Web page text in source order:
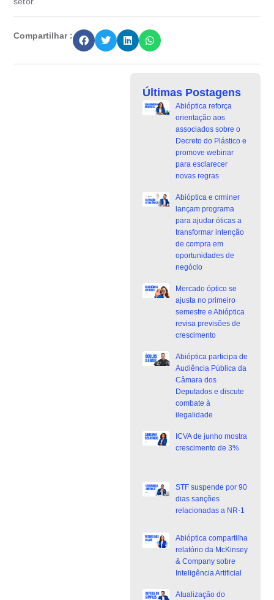
Compartilhar :
Últimas Postagens
Abióptica reforça
orientação aos
associados sobre o
Decreto do Plástico e
promove webinar
para esclarecer
novas regras
Abióptica e crminer
lançam programa
para ajudar óticas a
transformar intenção
de compra em
oportunidades de
negócio
Mercado óptico se
ajusta no primeiro
semestre e Abióptica
revisa previsões de
crescimento
Abióptica participa de
Audiência Pública da
Câmara dos
Deputados e discute
combate à
ilegalidade
ICVA de junho mostra
crescimento de 3%
STF suspende por 90
dias sanções
relacionadas a NR-1
Abióptica compartilha
relatório da McKinsey
& Company sobre
Inteligência Artificial
Atualização do